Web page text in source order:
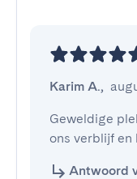
Karim A.,
Geweldige
ons verblijf en
Antwoord